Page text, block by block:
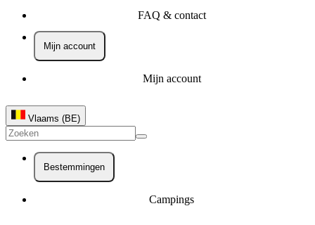
FAQ & contact
Mijn account
Mijn account
Vlaams (BE)
Bestemmingen
Campings